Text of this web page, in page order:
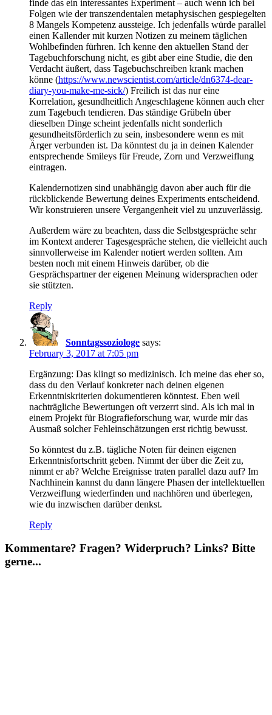
finde das ein interessantes Experiment – auch wenn ich bei
Folgen wie der transzendentalen metaphysischen gespiegelten
8 Mangels Kompetenz aussteige. Ich jedenfalls würde parallel
einen Kallender mit kurzen Notizen zu meinem täglichen
Wohlbefinden fürhren. Ich kenne den aktuellen Stand der
Tagebuchforschung nicht, es gibt aber eine Studie, die den
Verdacht äußert, dass Tagebuchschreiben krank machen
könne (https://www.newscientist.com/article/dn6374-dear-
diary-you-make-me-sick/) Freilich ist das nur eine
Korrelation, gesundheitlich Angeschlagene können auch eher
zum Tagebuch tendieren. Das ständige Grübeln über
dieselben Dinge scheint jedenfalls nicht sonderlich
gesundheitsförderlich zu sein, insbesondere wenn es mit
Ärger verbunden ist. Da könntest du ja in deinen Kalender
entsprechende Smileys für Freude, Zorn und Verzweiflung
eintragen.
Kalendernotizen sind unabhängig davon aber auch für die
rückblickende Bewertung deines Experiments entscheidend.
Wir konstruieren unsere Vergangenheit viel zu unzuverlässig.
Außerdem wäre zu beachten, dass die Selbstgespräche sehr
im Kontext anderer Tagesgespräche stehen, die vielleicht auch
sinnvollerweise im Kalender notiert werden sollten. Am
besten noch mit einem Hinweis darüber, ob die
Gesprächspartner der eigenen Meinung widersprachen oder
sie stützten.
Reply
Sonntagssoziologe says:
February 3, 2017 at 7:05 pm
Ergänzung: Das klingt so medizinisch. Ich meine das eher so,
dass du den Verlauf konkreter nach deinen eigenen
Erkenntniskriterien dokumentieren könntest. Eben weil
nachträgliche Bewertungen oft verzerrt sind. Als ich mal in
einem Projekt für Biografieforschung war, wurde mir das
Ausmaß solcher Fehleinschätzungen erst richtig bewusst.
So könntest du z.B. tägliche Noten für deinen eigenen
Erkenntnisfortschritt geben. Nimmt der über die Zeit zu,
nimmt er ab? Welche Ereignisse traten parallel dazu auf? Im
Nachhinein kannst du dann längere Phasen der intellektuellen
Verzweiflung wiederfinden und nachhören und überlegen,
wie du inzwischen darüber denkst.
Reply
Kommentare? Fragen? Widerpruch? Links? Bitte
gerne...